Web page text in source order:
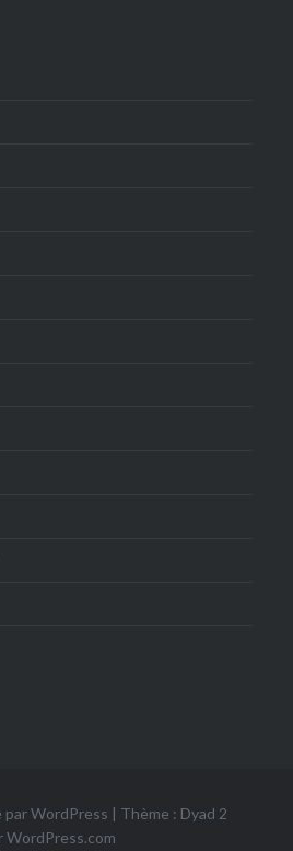
par WordPress | Thème : Dyad 2
WordPress.com